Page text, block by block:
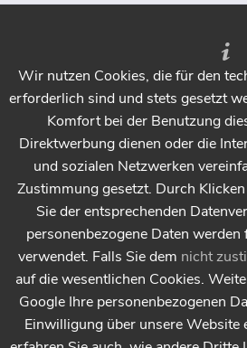
Wir nutzen Cookies, die für den
erforderlich sind und stets gesetzt
Komfort bei der Benutzung
Direktwerbung dienen oder die
und sozialen Netzwerken
Zustimmung gesetzt. Durch
Sie der entsprechenden
personenbezogene Daten
verwendet. Falls Sie dem nicht
auf die wesentlichen Cookies.
Google Ihre personenbezogenen
Einwilligung über unsere Website